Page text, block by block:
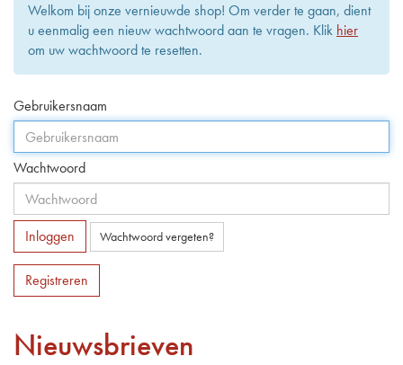
Welkom bij onze vernieuwde shop! Om verder te gaan, dient
u eenmalig een nieuw wachtwoord aan te vragen. Klik hier
om uw wachtwoord te resetten.
Gebruikersnaam
Wachtwoord
Inloggen Wachtwoord vergeten?
Registreren
Nieuwsbrieven